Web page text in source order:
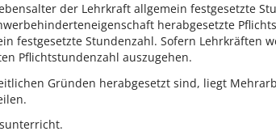
der Lehrkraft allgemein festgesetzte
herabgesetzte
festgesetzte Stundenzahl. Sofern Lehrkräften
Pflichtstundenzahl auszugehen.
Gründen herabgesetzt sind, liegt